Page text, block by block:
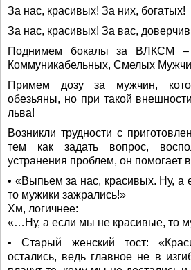
За нас, красивых! За них, богатых!
За нас, красивых! За вас,
Поднимем бокалы за ВЛКСМ –
Коммуникабельных, Смелых
Примем дозу за мужчин,
обезьяны, но при такой
льва!
Возникли трудности с
тем как задать вопрос,
устранения проблем, он помогает
• «Выпьем за нас, красивых. Ну, а
то мужики зажрались!»
Хм, логичнее:
«…Ну, а если мы не красивые, то
• Старый женский тост:
остались, ведь главное не в